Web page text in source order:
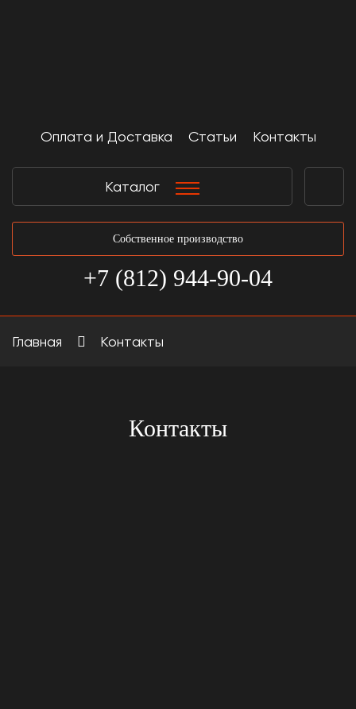
Оплата и Доставка Статьи Контакты
Каталог
Собственное производство
+7 (812) 944-90-04
Главная Контакты
Контакты